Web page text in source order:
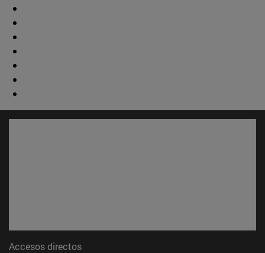
Accesos directos